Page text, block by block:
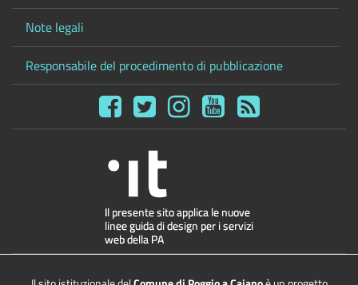
Note legali
Responsabile del procedimento di pubblicazione